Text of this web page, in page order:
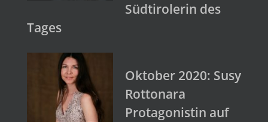
Südtirolerin des
Tages
Oktober 2020: Susy
Rottonara
Protagonistin auf